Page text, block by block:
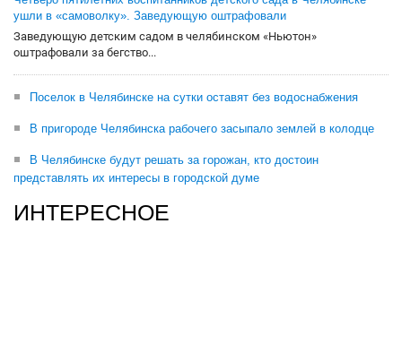
ушли в «самоволку». Заведующую оштрафовали
Заведующую детским садом в челябинском «Ньютон»
оштрафовали за бегство...
Поселок в Челябинске на сутки оставят без водоснабжения
В пригороде Челябинска рабочего засыпало землей в колодце
В Челябинске будут решать за горожан, кто достоин
представлять их интересы в городской думе
ИНТЕРЕСНОЕ